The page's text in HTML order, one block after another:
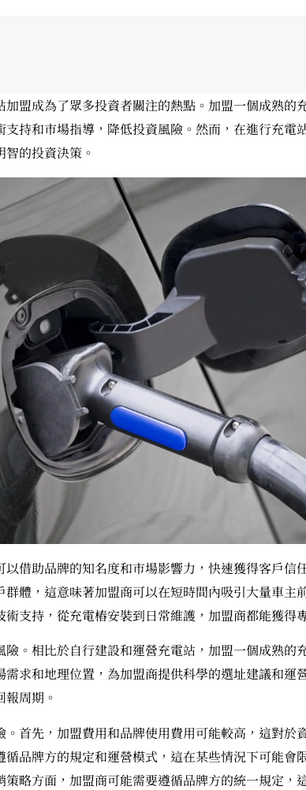
盟成為了眾多投資者關注的熱點。加盟一個成熟的
持和市場指導，降低投資風險。然而，在進行充電
的投資決策。
借助品牌的知名度和市場影響力，快速獲得客戶信
體，這意味著加盟商可以在短時間內吸引大量車主
支持，從充電樁安裝到日常維護，加盟商都能獲得
。相比於自行建設和運營充電站，加盟一個成熟的
求和地理位置，為加盟商提供科學的選址建議和運
周期。
首先，加盟費用和品牌使用費用可能較高，這對於
品牌方的規定和運營模式，這在某些情況下可能會
略方面，加盟商可能需要遵循品牌方的統一規定，